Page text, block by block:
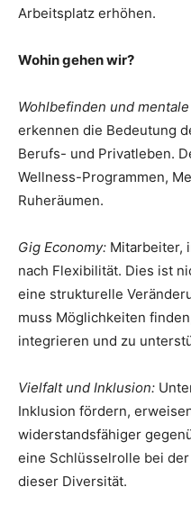
Arbeitsplatz erhöhen.
Wohin gehen wir?
Wohlbefinden und
erkennen die Bedeutung
Berufs- und Privatleben.
Wellness-Programmen,
Ruheräumen.
Gig Economy: Mitarbeiter,
nach Flexibilität. Dies ist
eine strukturelle
muss Möglichkeiten
integrieren und zu
Vielfalt und Inklusion:
Inklusion fördern,
widerstandsfähiger
eine Schlüsselrolle bei
dieser Diversität.